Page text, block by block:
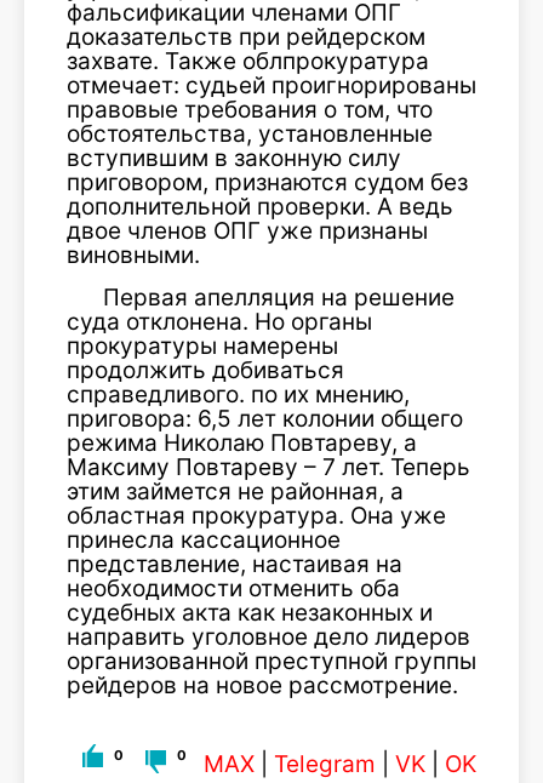
фальсификации членами ОПГ
доказательств при рейдерском
захвате. Также облпрокуратура
отмечает: судьей проигнорированы
правовые требования о том, что
обстоятельства, установленные
вступившим в законную силу
приговором, признаются судом без
дополнительной проверки. А ведь
двое членов ОПГ уже признаны
виновными.
Первая апелляция на решение
суда отклонена. Но органы
прокуратуры намерены
продолжить добиваться
справедливого. по их мнению,
приговора: 6,5 лет колонии общего
режима Николаю Повтареву, а
Максиму Повтареву – 7 лет. Теперь
этим займется не районная, а
областная прокуратура. Она уже
принесла кассационное
представление, настаивая на
необходимости отменить оба
судебных акта как незаконных и
направить уголовное дело лидеров
организованной преступной группы
рейдеров на новое рассмотрение.
0 0 MAX Telegram VK OK